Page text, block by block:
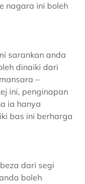
nagara ini boleh
sarankan anda
dinaiki dari
–
ini, penginapan
ia hanya
bas ini berharga
dari segi
boleh